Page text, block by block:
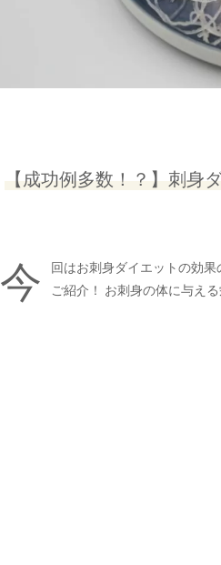
【成功例多数！？】刺身
今
回はお刺身ダイエットの効
ご紹介！ お刺身の体に与え